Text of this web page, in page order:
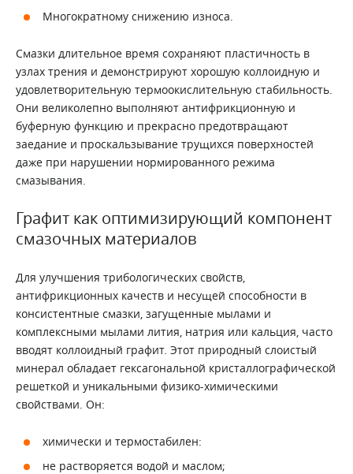
Многократному снижению износа.
Смазки длительное время сохраняют пластичность в
узлах трения и демонстрируют хорошую коллоидную и
удовлетворительную термоокислительную стабильность.
Они великолепно выполняют антифрикционную и
буферную функцию и прекрасно предотвращают
заедание и проскальзывание трущихся поверхностей
даже при нарушении нормированного режима
смазывания.
Графит как оптимизирующий компонент
смазочных материалов
Для улучшения трибологических свойств,
антифрикционных качеств и несущей способности в
консистентные смазки, загущенные мылами и
комплексными мылами лития, натрия или кальция, часто
вводят коллоидный графит. Этот природный слоистый
минерал обладает гексагональной кристаллографической
решеткой и уникальными физико-химическими
свойствами. Он:
химически и термостабилен:
не растворяется водой и маслом;